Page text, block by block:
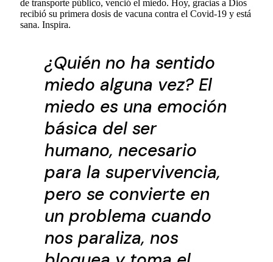
de transporte público, venció el miedo. Hoy, gracias a Dios
recibió su primera dosis de vacuna contra el Covid-19 y está
sana. Inspira.
¿Quién no ha sentido
miedo alguna vez? El
miedo es una emoción
básica del ser
humano, necesario
para la supervivencia,
pero se convierte en
un problema cuando
nos paraliza, nos